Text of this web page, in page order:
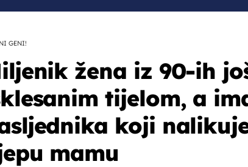
GENI!
žena iz 90-ih
tijelom, a
koji
mamu